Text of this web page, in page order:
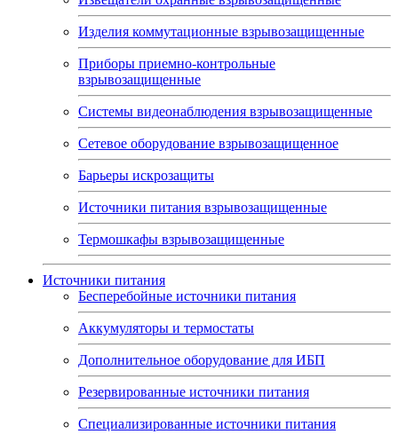
Изделия коммутационные взрывозащищенные
Приборы приемно-контрольные
взрывозащищенные
Системы видеонаблюдения взрывозащищенные
Сетевое оборудование взрывозащищенное
Барьеры искрозащиты
Источники питания взрывозащищенные
Термошкафы взрывозащищенные
Источники питания
Бесперебойные источники питания
Аккумуляторы и термостаты
Дополнительное оборудование для ИБП
Резервированные источники питания
Специализированные источники питания